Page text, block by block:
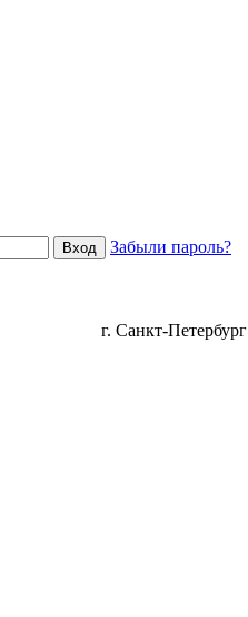
Забыли пароль?
г. Санкт-Петербург